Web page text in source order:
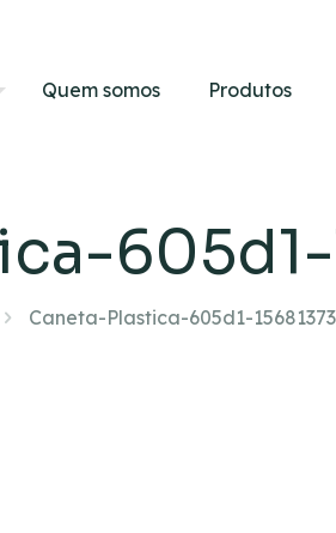
Quem somos Produtos
605d1-
Caneta-Plastica-605d1-